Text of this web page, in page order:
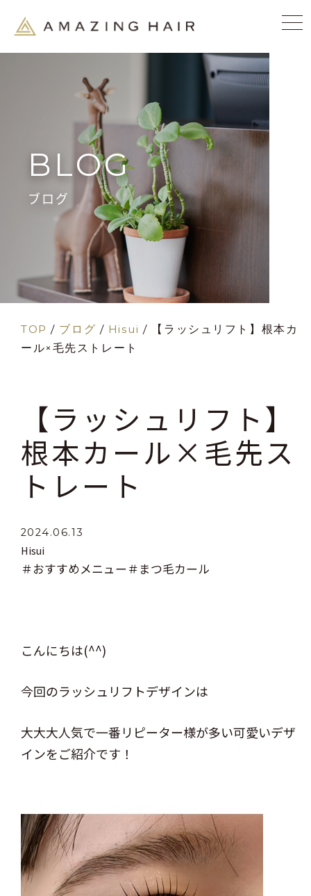
BLOG
ブログ
TOP / ブログ / Hisui /
【ラッシュリフト】根本カ
ール×毛先ストレート
【ラッシュリフト】
根本カール×毛先ス
トレート
2024.06.13
Hisui
＃おすすめメニュー ＃まつ毛カール
こんにちは(^^)
今回のラッシュリフトデザインは
大大大人気で一番リピーター様が多い可愛いデザ
インをご紹介です！